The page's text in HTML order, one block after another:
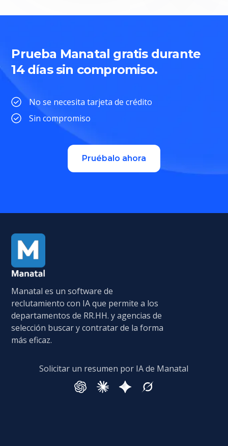
Prueba Manatal gratis durante
14 días sin compromiso.
No se necesita tarjeta de crédito
Sin compromiso
Pruébalo ahora
Manatal es un software de
reclutamiento con IA que permite a los
departamentos de RR.HH. y agencias de
selección buscar y contratar de la forma
más eficaz.
Solicitar un resumen por IA de Manatal